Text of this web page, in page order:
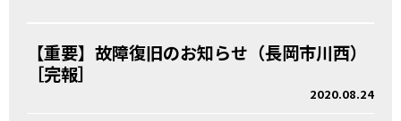
【重要】故障復旧のお知らせ（長岡市川西）
［完報］
2020.08.24